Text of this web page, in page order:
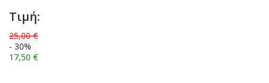
Tιμή:
25,00 €
- 30%
17,50 €